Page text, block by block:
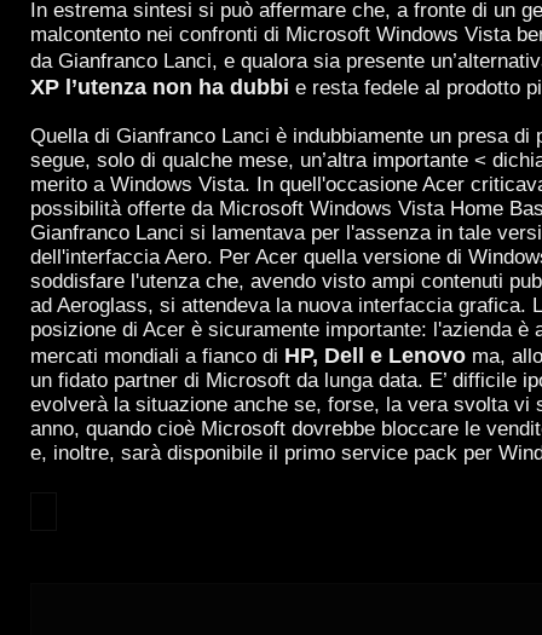
In estrema sintesi si può affermare che, a fronte di un
malcontento nei confronti di Microsoft Windows Vista
da Gianfranco Lanci, e qualora sia presente
XP l’utenza non ha dubbi e resta fedele al prodotto
Quella di Gianfranco Lanci è indubbiamente un presa di
segue, solo di qualche mese, un’altra importante <
merito a Windows Vista. In quell'occasione Acer
possibilità offerte da Microsoft Windows Vista Home
Gianfranco Lanci si lamentava per l'assenza in tale
dell'interfaccia Aero. Per Acer quella versione di
soddisfare l'utenza che, avendo visto ampi contenuti
ad Aeroglass, si attendeva la nuova interfaccia grafica.
posizione di Acer è sicuramente importante: l'azienda è
mercati mondiali a fianco di HP, Dell e Lenovo ma,
un fidato partner di Microsoft da lunga data. E’ difficile
evolverà la situazione anche se, forse, la vera svolta vi
anno, quando cioè Microsoft dovrebbe bloccare le
e, inoltre, sarà disponibile il primo service pack per